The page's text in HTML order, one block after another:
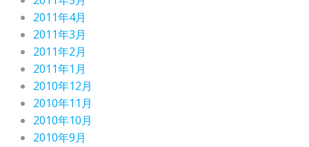
2011年4月
2011年3月
2011年2月
2011年1月
2010年12月
2010年11月
2010年10月
2010年9月